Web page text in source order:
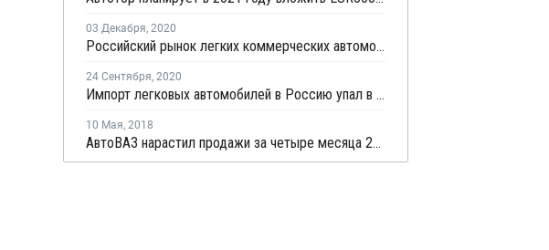
03 Декабря, 2020
Российский рынок легких коммерческих автомобилей в октябре занял шестое место в Европе
24 Сентября, 2020
Импорт легковых автомобилей в Россию упал в январе - июле более чем на треть
10 Мая, 2018
АвтоВАЗ нарастил продажи за четыре месяца 2018 года на четверть